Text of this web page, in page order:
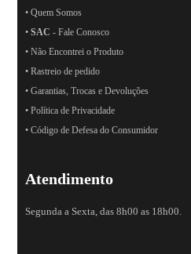
• Quem Somos
•SAC - Fale Conosco
• Não Encontrei o Produto
• Rastreio de pedido
• Garantias, Trocas e Devoluções
• Política de Privacidade
• Código de Defesa do Consumidor
Atendimento
Segunda a Sexta, das 8h00 as 18h00.